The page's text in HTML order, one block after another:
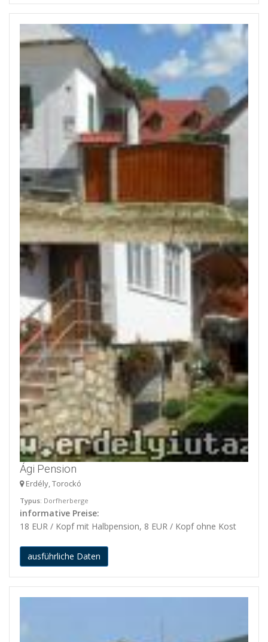
Ági Pension
Erdély, Torockó
Typus: Dorfherberge
informative Preise:
18 EUR / Kopf mit Halbpension, 8 EUR / Kopf ohne Kost
ausführliche Daten